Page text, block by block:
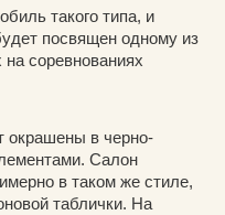
такого типа, и
посвящен одному из
соревнованиях
окрашены в черно-
Салон
в таком же стиле,
таблички. На